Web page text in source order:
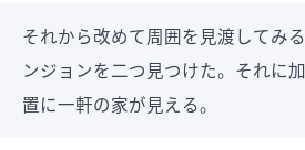
それから改めて周囲を見渡してみ
ンジョンを二つ見つけた。それに
置に一軒の家が見える。